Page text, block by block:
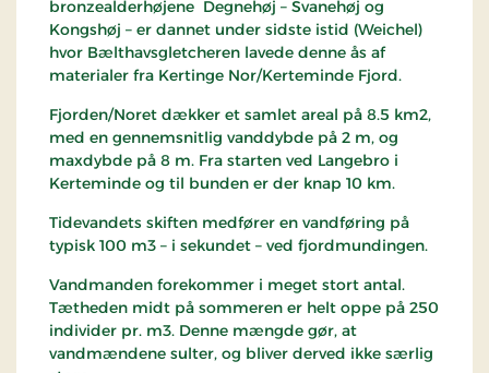
bronzealderhøjene Degnehøj – Svanehøj og
Kongshøj – er dannet under sidste istid (Weichel)
hvor Bælthavsgletcheren lavede denne ås af
materialer fra Kertinge Nor/Kerteminde Fjord.
Fjorden/Noret dækker et samlet areal på 8.5 km2,
med en gennemsnitlig vanddybde på 2 m, og
maxdybde på 8 m. Fra starten ved Langebro i
Kerteminde og til bunden er der knap 10 km.
Tidevandets skiften medfører en vandføring på
typisk 100 m3 – i sekundet – ved fjordmundingen.
Vandmanden forekommer i meget stort antal.
Tætheden midt på sommeren er helt oppe på 250
individer pr. m3. Denne mængde gør, at
vandmændene sulter, og bliver derved ikke særlig